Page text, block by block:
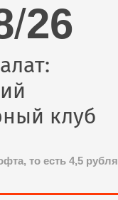
/26
клуб
то есть 4,5 рубля